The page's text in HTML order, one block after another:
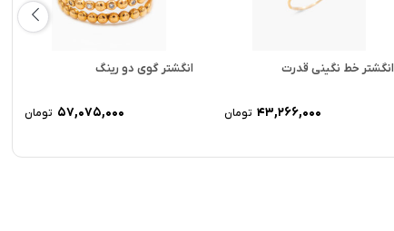
انگشتر خط نگینی قدرت
43,266,000 تومان
انگشتر گوی دو رینگ
57,075,000 تومان